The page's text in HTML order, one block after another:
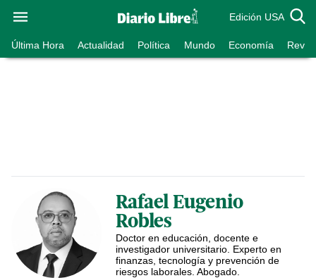
Edición USA
Última Hora Actualidad Política Mundo Economía
Rafael Eugenio
Robles
Doctor en educación, docente e
investigador universitario. Experto en
finanzas, tecnología y prevención de
riesgos laborales. Abogado.